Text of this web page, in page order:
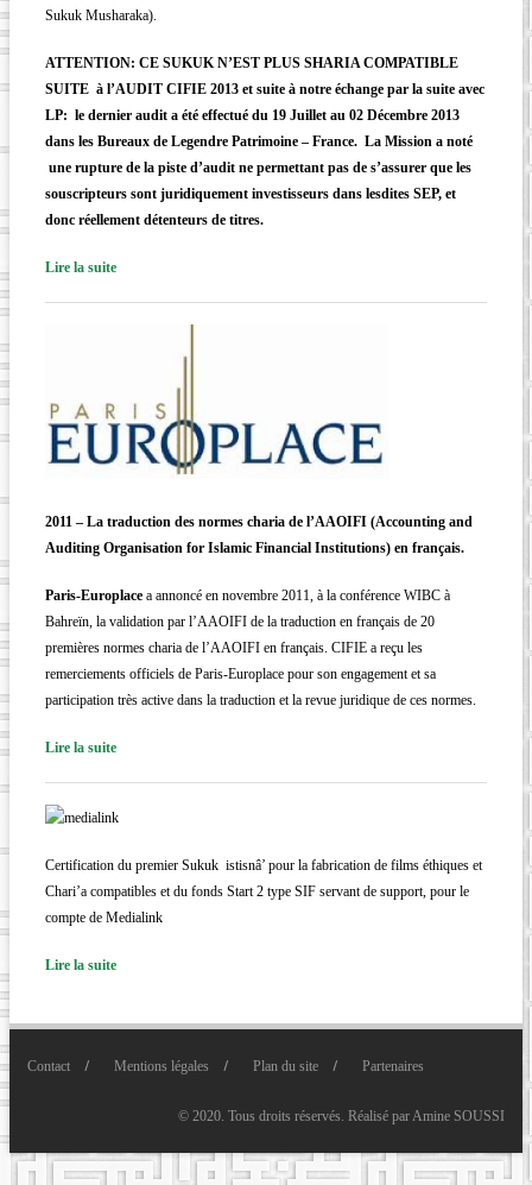
Sukuk Musharaka).
ATTENTION: CE SUKUK N’EST PLUS SHARIA COMPATIBLE
SUITE à l’AUDIT CIFIE 2013 et suite à notre échange par la suite avec
LP: le dernier audit a été effectué du 19 Juillet au 02 Décembre 2013
dans les Bureaux de Legendre Patrimoine – France. La Mission a noté
une rupture de la piste d’audit ne permettant pas de s’assurer que les
souscripteurs sont juridiquement investisseurs dans lesdites SEP, et
donc réellement détenteurs de titres.
Lire la suite
2011 – La traduction des normes charia de l’AAOIFI (Accounting and
Auditing Organisation for Islamic Financial Institutions) en français.
Paris-Europlace a annoncé en novembre 2011, à la conférence WIBC à
Bahreïn, la validation par l’AAOIFI de la traduction en français de 20
premières normes charia de l’AAOIFI en français. CIFIE a reçu les
remerciements officiels de Paris-Europlace pour son engagement et sa
participation très active dans la traduction et la revue juridique de ces normes.
Lire la suite
Certification du premier Sukuk istisnâ’ pour la fabrication de films éthiques et
Chari’a compatibles et du fonds Start 2 type SIF servant de support, pour le
compte de Medialink
Lire la suite
Contact Mentions légales Plan du site Partenaires
© 2020. Tous droits réservés. Réalisé parAmine SOUSSI